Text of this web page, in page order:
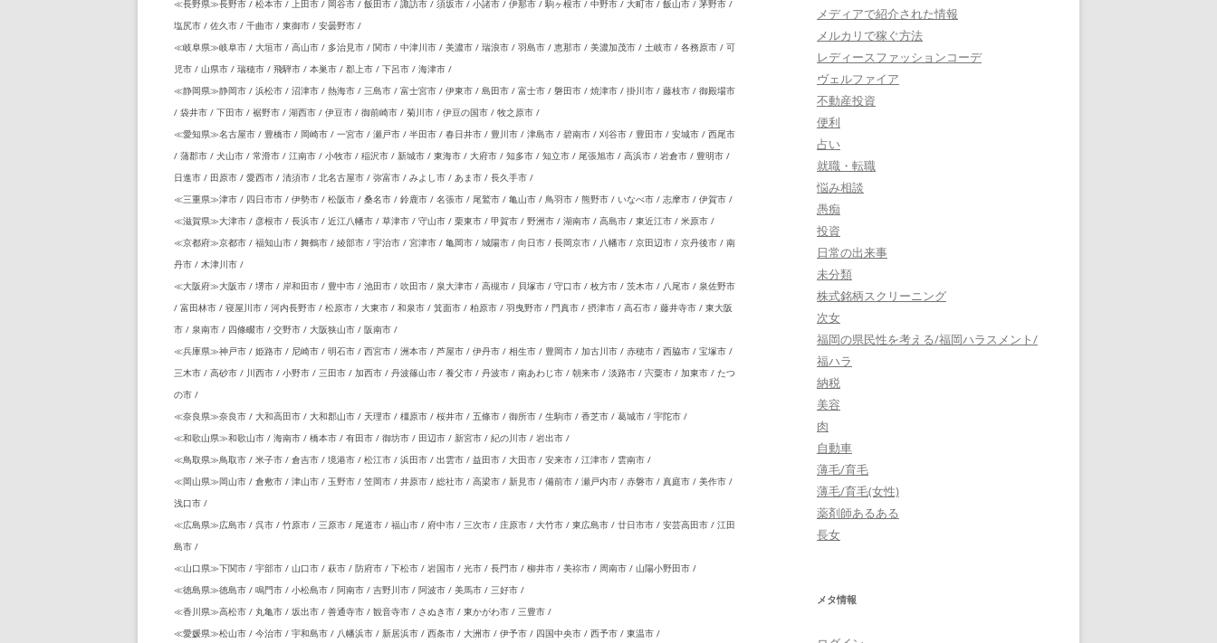
≪長野県≫長野市 / 松本市 / 上田市 / 岡谷市 / 飯田市 / 諏訪市 / 須坂市 / 小諸市 / 伊那市 / 駒ヶ根市 / 中野市 / 大町市 / 飯山市 / 茅野市 /
塩尻市 / 佐久市 / 千曲市 / 東御市 / 安曇野市 /
≪岐阜県≫岐阜市 / 大垣市 / 高山市 / 多治見市 / 関市 / 中津川市 / 美濃市 / 瑞浪市 / 羽島市 / 恵那市 / 美濃加茂市 / 土岐市 / 各務原市 / 可
児市 / 山県市 / 瑞穂市 / 飛騨市 / 本巣市 / 郡上市 / 下呂市 / 海津市 /
≪静岡県≫静岡市 / 浜松市 / 沼津市 / 熱海市 / 三島市 / 富士宮市 / 伊東市 / 島田市 / 富士市 / 磐田市 / 焼津市 / 掛川市 / 藤枝市 / 御殿場市
/ 袋井市 / 下田市 / 裾野市 / 湖西市 / 伊豆市 / 御前崎市 / 菊川市 / 伊豆の国市 / 牧之原市 /
≪愛知県≫名古屋市 / 豊橋市 / 岡崎市 / 一宮市 / 瀬戸市 / 半田市 / 春日井市 / 豊川市 / 津島市 / 碧南市 / 刈谷市 / 豊田市 / 安城市 / 西尾市
/ 蒲郡市 / 犬山市 / 常滑市 / 江南市 / 小牧市 / 稲沢市 / 新城市 / 東海市 / 大府市 / 知多市 / 知立市 / 尾張旭市 / 高浜市 / 岩倉市 / 豊明市 /
日進市 / 田原市 / 愛西市 / 清須市 / 北名古屋市 / 弥富市 / みよし市 / あま市 / 長久手市 /
≪三重県≫津市 / 四日市市 / 伊勢市 / 松阪市 / 桑名市 / 鈴鹿市 / 名張市 / 尾鷲市 / 亀山市 / 鳥羽市 / 熊野市 / いなべ市 / 志摩市 / 伊賀市 /
≪滋賀県≫大津市 / 彦根市 / 長浜市 / 近江八幡市 / 草津市 / 守山市 / 栗東市 / 甲賀市 / 野洲市 / 湖南市 / 高島市 / 東近江市 / 米原市 /
≪京都府≫京都市 / 福知山市 / 舞鶴市 / 綾部市 / 宇治市 / 宮津市 / 亀岡市 / 城陽市 / 向日市 / 長岡京市 / 八幡市 / 京田辺市 / 京丹後市 / 南
丹市 / 木津川市 /
≪大阪府≫大阪市 / 堺市 / 岸和田市 / 豊中市 / 池田市 / 吹田市 / 泉大津市 / 高槻市 / 貝塚市 / 守口市 / 枚方市 / 茨木市 / 八尾市 / 泉佐野市
/ 富田林市 / 寝屋川市 / 河内長野市 / 松原市 / 大東市 / 和泉市 / 箕面市 / 柏原市 / 羽曳野市 / 門真市 / 摂津市 / 高石市 / 藤井寺市 / 東大阪
市 / 泉南市 / 四條畷市 / 交野市 / 大阪狭山市 / 阪南市 /
≪兵庫県≫神戸市 / 姫路市 / 尼崎市 / 明石市 / 西宮市 / 洲本市 / 芦屋市 / 伊丹市 / 相生市 / 豊岡市 / 加古川市 / 赤穂市 / 西脇市 / 宝塚市 /
三木市 / 高砂市 / 川西市 / 小野市 / 三田市 / 加西市 / 丹波篠山市 / 養父市 / 丹波市 / 南あわじ市 / 朝来市 / 淡路市 / 宍粟市 / 加東市 / たつ
の市 /
≪奈良県≫奈良市 / 大和高田市 / 大和郡山市 / 天理市 / 橿原市 / 桜井市 / 五條市 / 御所市 / 生駒市 / 香芝市 / 葛城市 / 宇陀市 /
≪和歌山県≫和歌山市 / 海南市 / 橋本市 / 有田市 / 御坊市 / 田辺市 / 新宮市 / 紀の川市 / 岩出市 /
≪鳥取県≫鳥取市 / 米子市 / 倉吉市 / 境港市 / 松江市 / 浜田市 / 出雲市 / 益田市 / 大田市 / 安来市 / 江津市 / 雲南市 /
≪岡山県≫岡山市 / 倉敷市 / 津山市 / 玉野市 / 笠岡市 / 井原市 / 総社市 / 高梁市 / 新見市 / 備前市 / 瀬戸内市 / 赤磐市 / 真庭市 / 美作市 /
浅口市 /
≪広島県≫広島市 / 呉市 / 竹原市 / 三原市 / 尾道市 / 福山市 / 府中市 / 三次市 / 庄原市 / 大竹市 / 東広島市 / 廿日市市 / 安芸高田市 / 江田
島市 /
≪山口県≫下関市 / 宇部市 / 山口市 / 萩市 / 防府市 / 下松市 / 岩国市 / 光市 / 長門市 / 柳井市 / 美祢市 / 周南市 / 山陽小野田市 /
≪徳島県≫徳島市 / 鳴門市 / 小松島市 / 阿南市 / 吉野川市 / 阿波市 / 美馬市 / 三好市 /
≪香川県≫高松市 / 丸亀市 / 坂出市 / 善通寺市 / 観音寺市 / さぬき市 / 東かがわ市 / 三豊市 /
≪愛媛県≫松山市 / 今治市 / 宇和島市 / 八幡浜市 / 新居浜市 / 西条市 / 大洲市 / 伊予市 / 四国中央市 / 西予市 / 東温市 /
メディアで紹介された情報
メルカリで稼ぐ方法
レディースファッションコーデ
ヴェルファイア
不動産投資
便利
占い
就職・転職
悩み相談
愚痴
投資
日常の出来事
未分類
株式銘柄スクリーニング
次女
福岡の県民性を考える/福岡ハラスメント/
福ハラ
納税
美容
肉
自動車
薄毛/育毛
薄毛/育毛(女性)
薬剤師あるある
長女
メタ情報